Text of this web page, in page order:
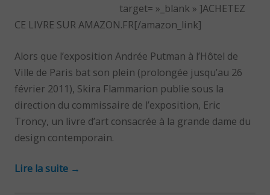
target= »_blank » ]ACHETEZ
CE LIVRE SUR AMAZON.FR[/amazon_link]
Alors que l’exposition Andrée Putman à l’Hôtel de
Ville de Paris bat son plein (prolongée jusqu’au 26
février 2011), Skira Flammarion publie sous la
direction du commissaire de l’exposition, Eric
Troncy, un livre d’art consacrée à la grande dame du
design contemporain.
Lire la suite →